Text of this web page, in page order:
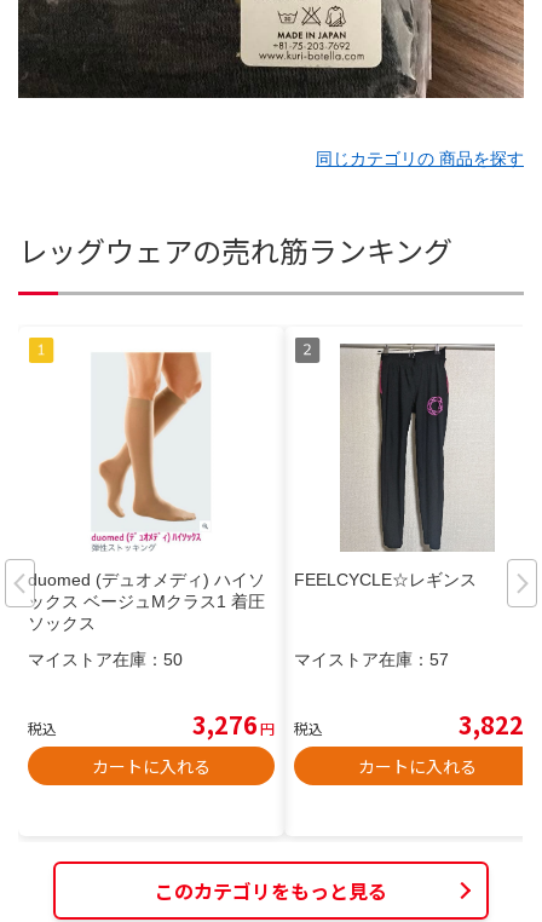
同じカテゴリの 商品を探す
レッグウェアの売れ筋ランキング
duomed (デュオメディ) ハイソ
ックス ベージュMクラス1 着圧
ソックス
マイストア在庫： 50
税込 3,276円
カートに入れる
FEELCYCLE☆レギンス
マイストア在庫： 57
税込 3,822
カートに入れる
このカテゴリをもっと見る